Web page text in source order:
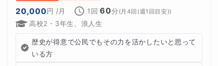
20,000円 /月 1回 60分 (月4回(週1回目安))
高校2・3年生、浪人生
歴史が得意で公民でもその力を活かしたいと思って
いる方